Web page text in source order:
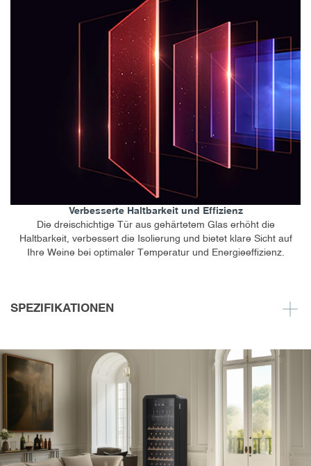
Verbesserte Haltbarkeit und Effizienz
Die dreischichtige Tür aus gehärtetem Glas erhöht die
Haltbarkeit, verbessert die Isolierung und bietet klare Sicht auf
Ihre Weine bei optimaler Temperatur und Energieeffizienz.
SPEZIFIKATIONEN